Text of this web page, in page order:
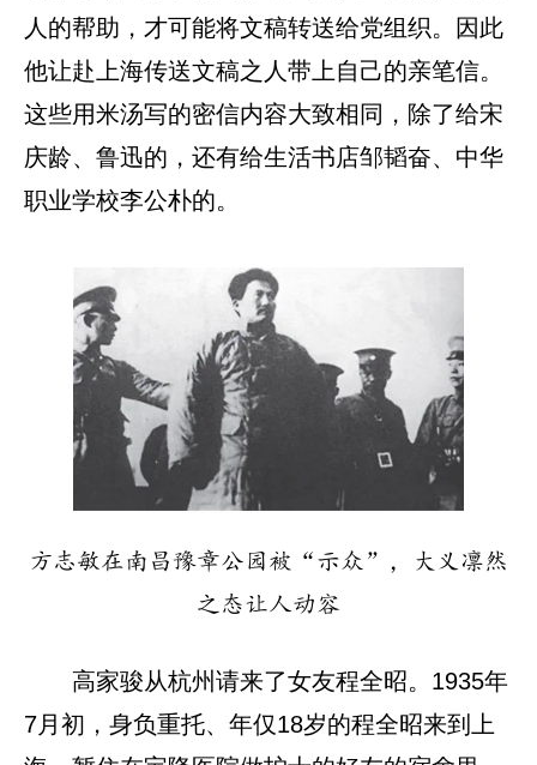
人的帮助，才可能将文稿转送给党组织。因此
他让赴上海传送文稿之人带上自己的亲笔信。
这些用米汤写的密信内容大致相同，除了给宋
庆龄、鲁迅的，还有给生活书店邹韬奋、中华
职业学校李公朴的。
方志敏在南昌豫章公园被“示众”，大义凛然
之态让人动容
高家骏从杭州请来了女友程全昭。1935年
7月初，身负重托、年仅18岁的程全昭来到上